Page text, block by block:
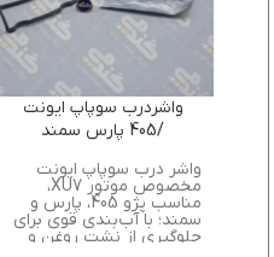
واشردرب سوپاپ ايونت
/405 پارس سمند
واشر درب سوپاپ ایونت
مخصوص موتور XU7،
مناسب پژو 405، پارس و
سمند؛ با آب‌بندی قوی برای
جلوگیری از نشت روغن و